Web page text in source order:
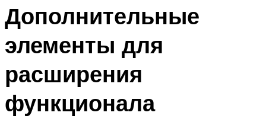
Дополнительные
элементы для
расширения
функционала